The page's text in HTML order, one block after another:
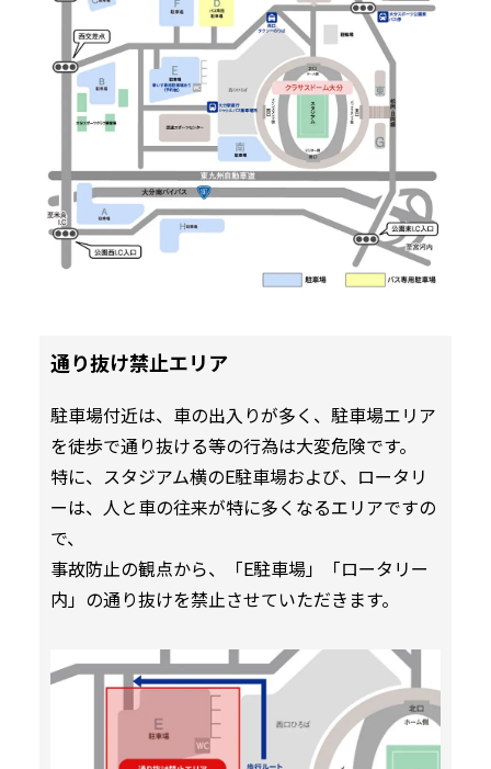
通り抜け禁止エリア
駐車場付近は、車の出入りが多く、駐車場エリア
を徒歩で通り抜ける等の行為は大変危険です。
特に、スタジアム横のE駐車場および、ロータリ
ーは、人と車の往来が特に多くなるエリアですの
で、
事故防止の観点から、「E駐車場」「ロータリー
内」の通り抜けを禁止させていただきます。